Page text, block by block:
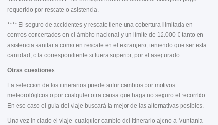
requerido por rescate o asistencia.
**** El seguro de accidentes y rescate tiene una cobertura ilimitada en
centros concertados en el ámbito nacional y un límite de 12.000 € tanto en
asistencia sanitaria como en rescate en el extranjero, teniendo que ser esta
cantidad, o la correspondiente si fuera superior, por el asegurado.
Otras cuestiones
La selección de los itinerarios puede sufrir cambios por motivos
meteorológicos o por cualquier otra causa que haga no seguro el recorrido.
En ese caso el guía del viaje buscará la mejor de las alternativas posibles.
Una vez iniciado el viaje, cualquier cambio del itinerario ajeno a Muntania